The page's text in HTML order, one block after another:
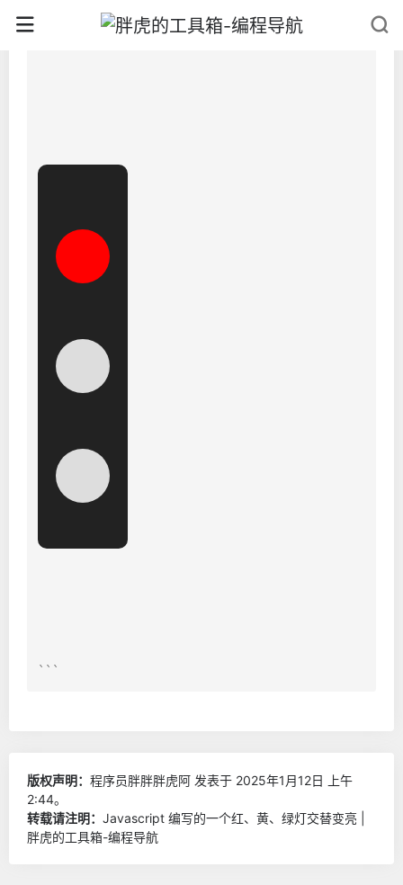
版权声明： 程序员胖胖胖虎阿 发表于 2025年1月12日 上午
2:44。
转载请注明： Javascript 编写的一个红、黄、绿灯交替变亮 |
胖虎的工具箱-编程导航